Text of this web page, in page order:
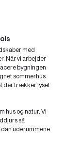
med
Når vi arbejder
bygningen
sommerhus
der trækker lyset
hus og natur. Vi
så
uderummene